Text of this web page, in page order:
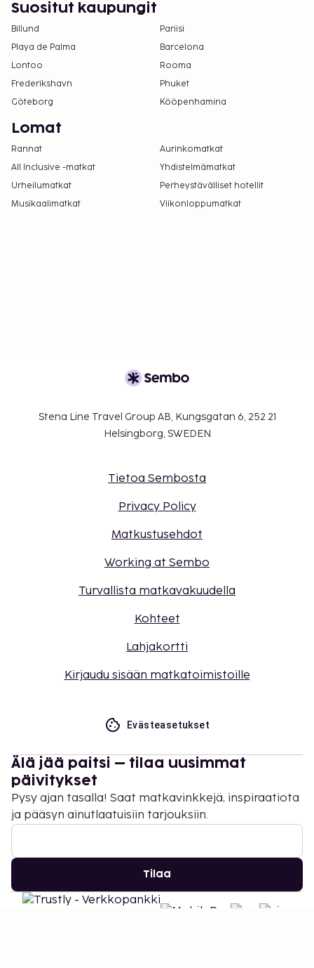
Suositut kaupungit
Billund
Pariisi
Playa de Palma
Barcelona
Lontoo
Rooma
Frederikshavn
Phuket
Göteborg
Kööpenhamina
Lomat
Rannat
Aurinkomatkat
All Inclusive -matkat
Yhdistelmämatkat
Urheilumatkat
Perheystävälliset hotellit
Musikaalimatkat
Viikonloppumatkat
Stena Line Travel Group AB, Kungsgatan 6, 252 21
Helsingborg, SWEDEN
Tietoa Sembosta
Privacy Policy
Matkustusehdot
Working at Sembo
Turvallista matkavakuudella
Kohteet
Lahjakortti
Kirjaudu sisään matkatoimistoille
Evästeasetukset
Älä jää paitsi – tilaa uusimmat
päivitykset
Pysy ajan tasalla! Saat matkavinkkejä, inspiraatiota
ja pääsyn ainutlaatuisiin tarjouksiin.
Tilaa